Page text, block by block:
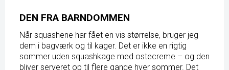
DEN FRA BARNDOMMEN
Når squashene har fået en vis størrelse, bruger jeg
dem i bagværk og til kager. Det er ikke en rigtig
sommer uden squashkage med ostecreme – og den
bliver serveret op til flere gange hver sommer. Det